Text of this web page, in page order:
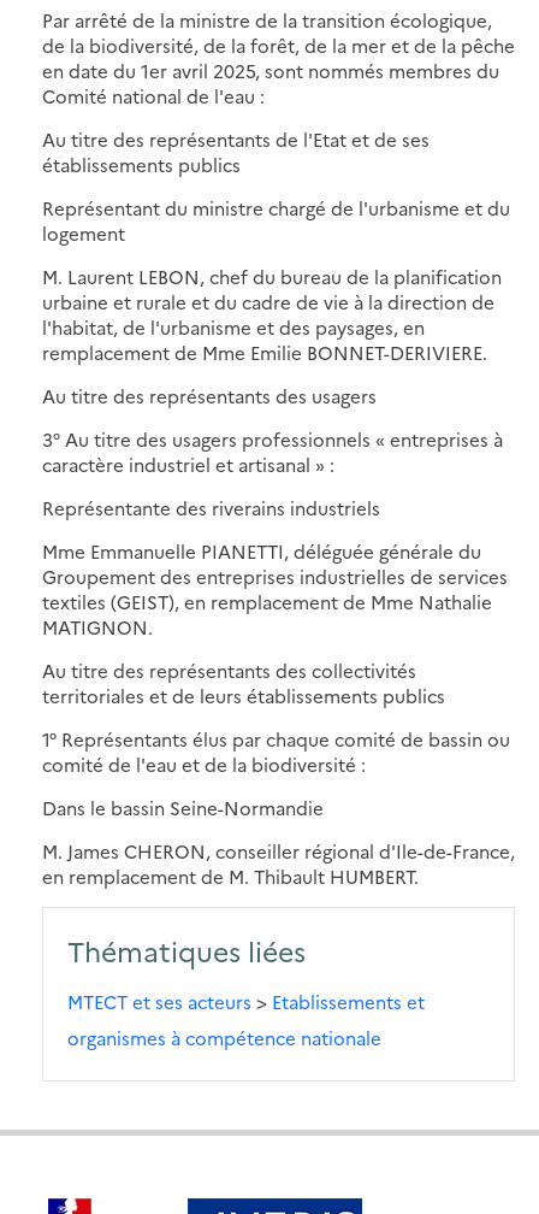
Par arrêté de la ministre de la transition écologique,
de la biodiversité, de la forêt, de la mer et de la pêche
en date du 1er avril 2025, sont nommés membres du
Comité national de l'eau :
Au titre des représentants de l'Etat et de ses
établissements publics
Représentant du ministre chargé de l'urbanisme et du
logement
M. Laurent LEBON, chef du bureau de la planification
urbaine et rurale et du cadre de vie à la direction de
l'habitat, de l'urbanisme et des paysages, en
remplacement de Mme Emilie BONNET-DERIVIERE.
Au titre des représentants des usagers
3° Au titre des usagers professionnels « entreprises à
caractère industriel et artisanal » :
Représentante des riverains industriels
Mme Emmanuelle PIANETTI, déléguée générale du
Groupement des entreprises industrielles de services
textiles (GEIST), en remplacement de Mme Nathalie
MATIGNON.
Au titre des représentants des collectivités
territoriales et de leurs établissements publics
1° Représentants élus par chaque comité de bassin ou
comité de l'eau et de la biodiversité :
Dans le bassin Seine-Normandie
M. James CHERON, conseiller régional d'Ile-de-France,
en remplacement de M. Thibault HUMBERT.
Thématiques liées
MTECT et ses acteurs > Etablissements et
organismes à compétence nationale